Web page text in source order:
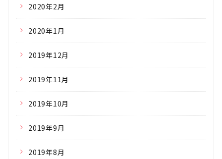
2020年2月
2020年1月
2019年12月
2019年11月
2019年10月
2019年9月
2019年8月